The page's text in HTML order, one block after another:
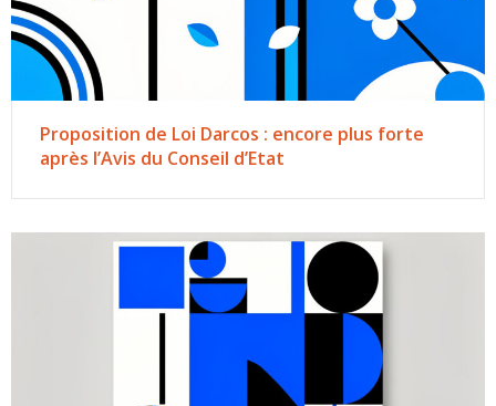
Proposition de Loi Darcos : encore plus forte
après l’Avis du Conseil d’Etat